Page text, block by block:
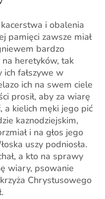
kacerstwa i obalenia
pamięci zawsze miał
bardzo
na heretyków, tak
ich fałszywe w
ich na swem ciele
prosił, aby za wiarę
kielich męki jego pić
kaznodziejskim,
i na głos jego
uszy podniosła.
a kto na sprawy
wiary, psowanie
Chrystusowego